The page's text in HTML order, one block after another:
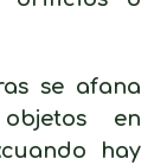
se afana
en
hay